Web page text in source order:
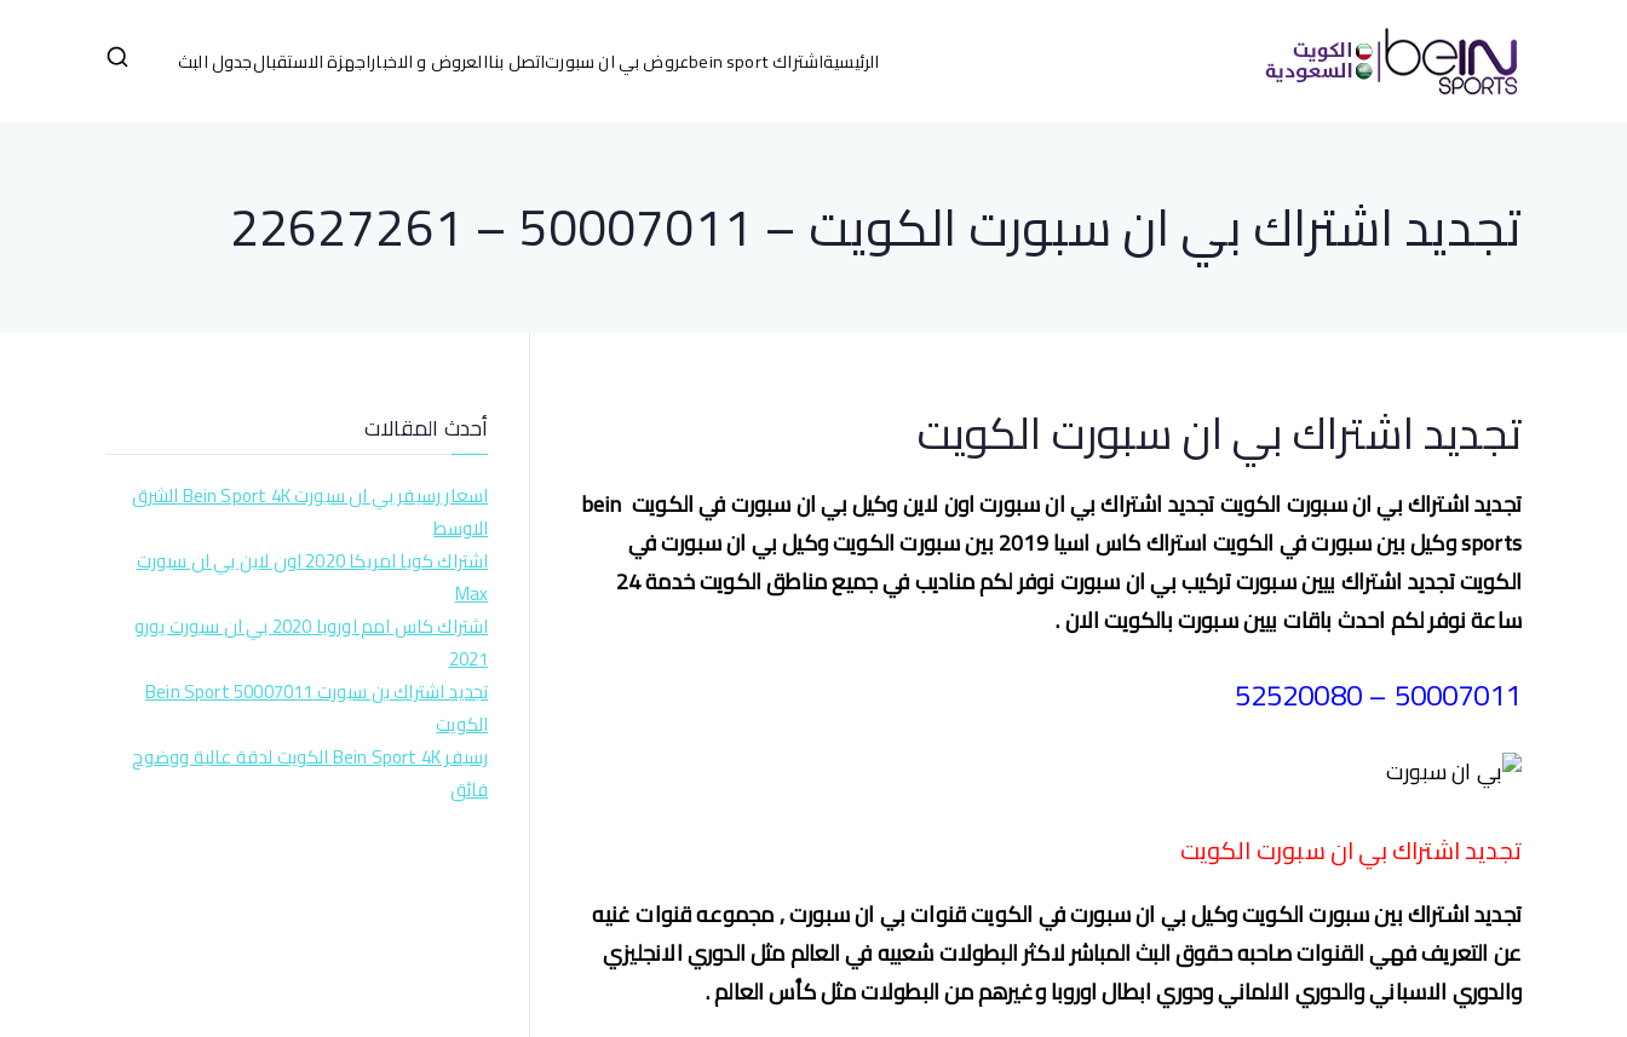
الرئيسيةاشتراك bein sport عروض بي ان سبورتاتصل بناالعروض و الاخباراجهزة الاستقبالجدول البث
تجديد اشتراك بي ان سبورت الكويت – 50007011 – 22627261
تجديد اشتراك بي ان سبورت الكويت
تجديد اشتراك بي ان سبورت الكويت تجديد اشتراك بي ان سبورت اون لاين وكيل بي ان سبورت في الكويت bein
sports وكيل بين سبورت في الكويت استراك كاس اسيا 2019 بين سبورت الكويت وكيل بي ان سبورت في
الكويت تجديد اشتراك بيين سبورت تركيب بي ان سبورت نوفر لكم مناديب في جميع مناطق الكويت خدمة 24
ساعة نوفر لكم احدث باقات بيين سبورت بالكويت الان .
50007011 – 52520080
تجديد اشتراك بي ان سبورت الكويت
تجديد اشتراك بين سبورت الكويت وكيل بي ان سبورت في الكويت قنوات بي ان سبورت , مجموعه قنوات غنيه
عن التعريف فهي القنوات صاحبه حقوق البث المباشر لاكثر البطولات شعبيه في العالم مثل الدوري الانجليزي
والدوري الاسباني والدوري الالماني ودوري ابطال اوروبا وغيرهم من البطولات مثل كأس العالم .
أحدث المقالات
اسعار رسيفر بي ان سبورت Bein Sport 4K الشرق
الاوسط
اشتراك كوبا امريكا 2020 اون لاين بي ان سبورت
Max
اشتراك كاس امم اوروبا 2020 بي ان سبورت يورو
2021
تجديد اشتراك بن سبورت Bein Sport 50007011
الكويت
رسيفر Bein Sport 4K الكويت لدقة عالية ووضوح
فائق